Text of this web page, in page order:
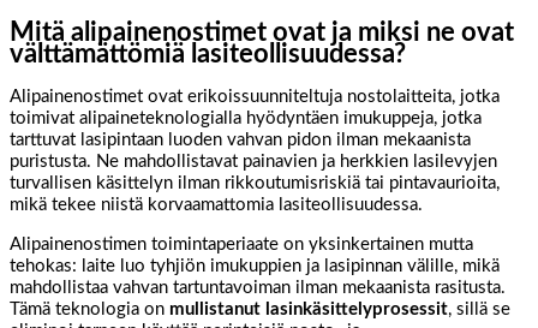
Mitä alipainenostimet ovat ja miksi ne ovat
välttämättömiä lasiteollisuudessa?
Alipainenostimet ovat erikoissuunniteltuja nostolaitteita, jotka
toimivat alipaineteknologialla hyödyntäen imukuppeja, jotka
tarttuvat lasipintaan luoden vahvan pidon ilman mekaanista
puristusta. Ne mahdollistavat painavien ja herkkien lasilevyjen
turvallisen käsittelyn ilman rikkoutumisriskiä tai pintavaurioita,
mikä tekee niistä korvaamattomia lasiteollisuudessa.
Alipainenostimen toimintaperiaate on yksinkertainen mutta
tehokas: laite luo tyhjiön imukuppien ja lasipinnan välille, mikä
mahdollistaa vahvan tartuntavoiman ilman mekaanista rasitusta.
Tämä teknologia on mullistanut lasinkäsittelyprosessit, sillä se